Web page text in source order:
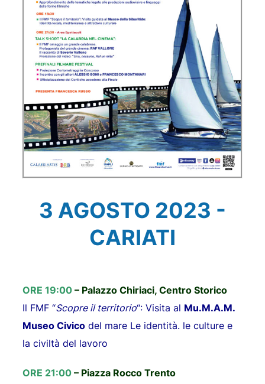
3 AGOSTO 2023 -
CARIATI
ORE 19:00– Palazzo Chiriaci, Centro Storico
Il FMF “Scopre il territorio“: Visita al Mu.M.A.M.
Museo Civicodel mare Le identità. le culture e
la civiltà del lavoro
ORE 21:00– Piazza Rocco Trento